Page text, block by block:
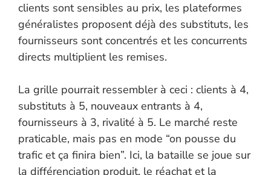
clients sont sensibles au prix, les plateformes
généralistes proposent déjà des substituts, les
fournisseurs sont concentrés et les concurrents
directs multiplient les remises.
La grille pourrait ressembler à ceci : clients à 4,
substituts à 5, nouveaux entrants à 4,
fournisseurs à 3, rivalité à 5. Le marché reste
praticable, mais pas en mode “on pousse du
trafic et ça finira bien”. Ici, la bataille se joue sur
la différenciation produit, le réachat et la